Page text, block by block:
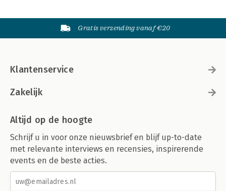
Gratis verzending vanaf €20
Klantenservice
Zakelijk
Altijd op de hoogte
Schrijf u in voor onze nieuwsbrief en blijf up-to-date
met relevante interviews en recensies, inspirerende
events en de beste acties.